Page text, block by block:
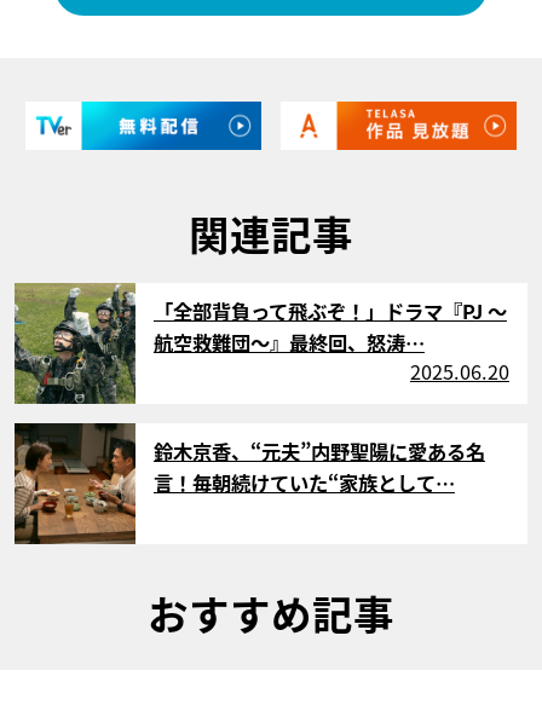
関連記事
サムネイル
「全部背負って飛ぶぞ！」ドラマ『PJ ～
航空救難団～』最終回、怒涛…
2025.06.20
サムネイル
鈴木京香、“元夫”内野聖陽に愛ある名
言！毎朝続けていた“家族として…
おすすめ記事